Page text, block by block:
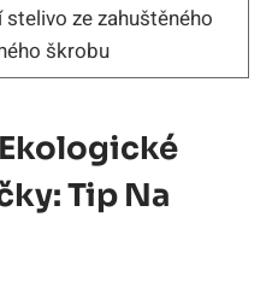
ze zahuštěného
škrobu
Tip Na